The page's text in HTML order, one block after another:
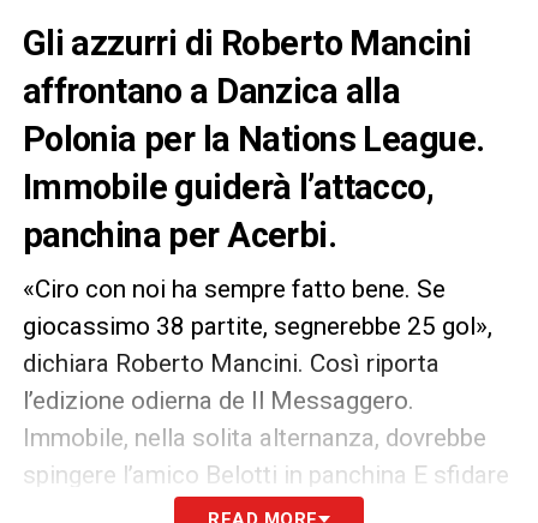
Gli azzurri di Roberto Mancini
affrontano a Danzica alla
Polonia per la Nations League.
Immobile guiderà l’attacco,
panchina per Acerbi.
«Ciro con noi ha sempre fatto bene. Se
giocassimo 38 partite, segnerebbe 25 gol»,
dichiara Roberto Mancini. Così riporta
l’edizione odierna de Il Messaggero.
Immobile, nella solita alternanza, dovrebbe
spingere l’amico Belotti in panchina E sfidare
a quattr’occhi Lewandowski, al quale ha